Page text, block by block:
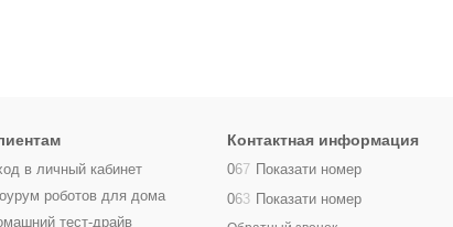
в личный кабинет
роботов для дома
тест-драйв
Контактная информация
067 Показати номер
063 Показати номер